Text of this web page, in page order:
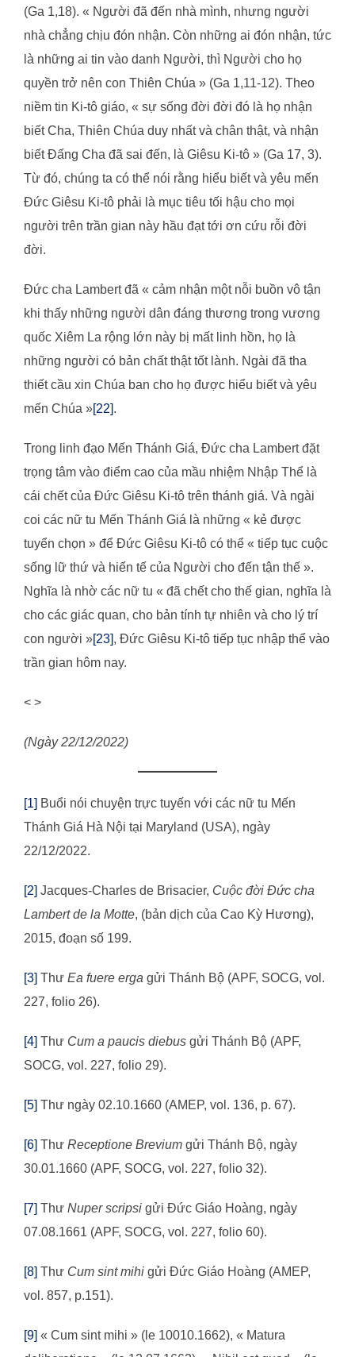
(Ga 1,18). « Người đã đến nhà mình, nhưng người
nhà chẳng chịu đón nhận. Còn những ai đón nhận, tức
là những ai tin vào danh Người, thì Người cho họ
quyền trở nên con Thiên Chúa » (Ga 1,11-12). Theo
niềm tin Ki-tô giáo, « sự sống đời đời đó là họ nhận
biết Cha, Thiên Chúa duy nhất và chân thật, và nhận
biết Đấng Cha đã sai đến, là Giêsu Ki-tô » (Ga 17, 3).
Từ đó, chúng ta có thể nói rằng hiểu biết và yêu mến
Đức Giêsu Ki-tô phải là mục tiêu tối hậu cho mọi
người trên trần gian này hầu đạt tới ơn cứu rỗi đời
đời.
Đức cha Lambert đã « cảm nhận một nỗi buồn vô tận
khi thấy những người dân đáng thương trong vương
quốc Xiêm La rộng lớn này bị mất linh hồn, họ là
những người có bản chất thật tốt lành. Ngài đã tha
thiết cầu xin Chúa ban cho họ được hiểu biết và yêu
mến Chúa »[22].
Trong linh đạo Mến Thánh Giá, Đức cha Lambert đặt
trọng tâm vào điểm cao của mầu nhiệm Nhập Thể là
cái chết của Đức Giêsu Ki-tô trên thánh giá. Và ngài
coi các nữ tu Mến Thánh Giá là những « kẻ được
tuyển chọn » để Đức Giêsu Ki-tô có thể « tiếp tục cuộc
sống lữ thứ và hiến tế của Người cho đến tận thế ».
Nghĩa là nhờ các nữ tu « đã chết cho thế gian, nghĩa là
cho các giác quan, cho bản tính tự nhiên và cho lý trí
con người »[23], Đức Giêsu Ki-tô tiếp tục nhập thể vào
trần gian hôm nay.
< >
(Ngày 22/12/2022)
[1] Buổi nói chuyện trực tuyến với các nữ tu Mến
Thánh Giá Hà Nội tại Maryland (USA), ngày
22/12/2022.
[2] Jacques-Charles de Brisacier, Cuộc đời Đức cha
Lambert de la Motte, (bản dịch của Cao Kỳ Hương),
2015, đoạn số 199.
[3] Thư Ea fuere erga gửi Thánh Bộ (APF, SOCG, vol.
227, folio 26).
[4] Thư Cum a paucis diebus gửi Thánh Bộ (APF,
SOCG, vol. 227, folio 29).
[5] Thư ngày 02.10.1660 (AMEP, vol. 136, p. 67).
[6] Thư Receptione Brevium gửi Thánh Bộ, ngày
30.01.1660 (APF, SOCG, vol. 227, folio 32).
[7] Thư Nuper scripsi gửi Đức Giáo Hoàng, ngày
07.08.1661 (APF, SOCG, vol. 227, folio 60).
[8] Thư Cum sint mihi gửi Đức Giáo Hoàng (AMEP,
vol. 857, p.151).
[9] « Cum sint mihi » (le 10010.1662), « Matura